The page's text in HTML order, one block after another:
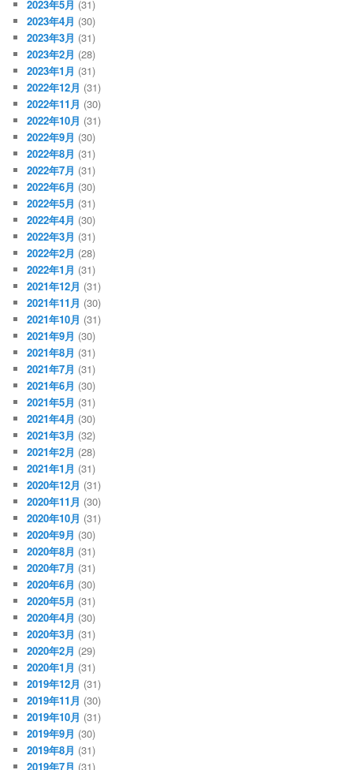
2023年5月 (31)
2023年4月 (30)
2023年3月 (31)
2023年2月 (28)
2023年1月 (31)
2022年12月 (31)
2022年11月 (30)
2022年10月 (31)
2022年9月 (30)
2022年8月 (31)
2022年7月 (31)
2022年6月 (30)
2022年5月 (31)
2022年4月 (30)
2022年3月 (31)
2022年2月 (28)
2022年1月 (31)
2021年12月 (31)
2021年11月 (30)
2021年10月 (31)
2021年9月 (30)
2021年8月 (31)
2021年7月 (31)
2021年6月 (30)
2021年5月 (31)
2021年4月 (30)
2021年3月 (32)
2021年2月 (28)
2021年1月 (31)
2020年12月 (31)
2020年11月 (30)
2020年10月 (31)
2020年9月 (30)
2020年8月 (31)
2020年7月 (31)
2020年6月 (30)
2020年5月 (31)
2020年4月 (30)
2020年3月 (31)
2020年2月 (29)
2020年1月 (31)
2019年12月 (31)
2019年11月 (30)
2019年10月 (31)
2019年9月 (30)
2019年8月 (31)
2019年7月 (31)